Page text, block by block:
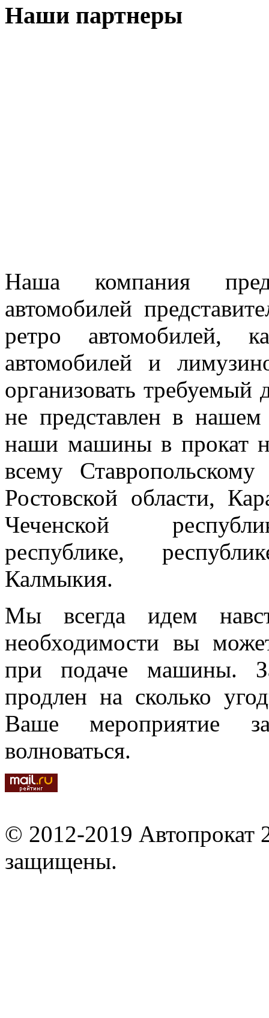
Наши партнеры
Наша компания
автомобилей
ретро автомобилей,
автомобилей и
организовать требуемый
не представлен в
наши машины в прокат
всему
Ростовской области,
Чеченской
республике,
Калмыкия.
Мы всегда идем
необходимости вы
при подаче машины.
продлен на сколько
Ваше мероприятие
волноваться.
© 2012-2019 Автопрокат
защищены.